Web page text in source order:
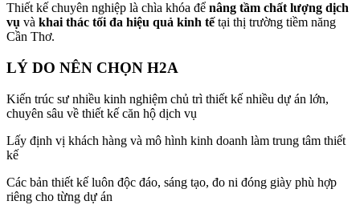
Thiết kế chuyên nghiệp là chìa khóa để nâng tầm chất lượng dịch
vụ và khai thác tối đa hiệu quả kinh tếtại thị trường tiềm năng
Cần Thơ.
LÝ DO NÊN CHỌN H2A
Kiến trúc sư nhiều kinh nghiệm chủ trì thiết kế nhiều dự án lớn,
chuyên sâu về thiết kế căn hộ dịch vụ
Lấy định vị khách hàng và mô hình kinh doanh làm trung tâm thiết
kế
Các bản thiết kế luôn độc đáo, sáng tạo, đo ni đóng giày phù hợp
riêng cho từng dự án